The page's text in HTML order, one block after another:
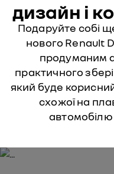
дизайн і
Подаруйте собі
нового Renault
продуманим
практичного
який буде
схожої на